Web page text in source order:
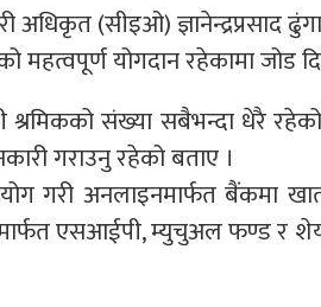
अधिकृत (सीइओ) ज्ञानेन्द्रप्रसाद
महत्वपूर्ण योगदान रहेकामा जोड
श्रमिकको संख्या सबैभन्दा धेरै
गराउनु रहेको बताए ।
गरी अनलाइनमार्फत बैंकमा
एसआईपी, म्युचुअल फण्ड र